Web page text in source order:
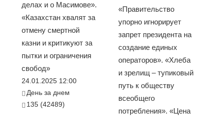
делах и о Масимове».
«Казахстан хвалят за
отмену смертной
казни и критикуют за
пытки и ограничения
свобод»
24.01.2025 12:00
День за днем
135 (42489)
«Правительство
упорно игнорирует
запрет президента на
создание единых
операторов». «Хлеба
и зрелищ – тупиковый
путь к обществу
всеобщего
потребления». «Цена